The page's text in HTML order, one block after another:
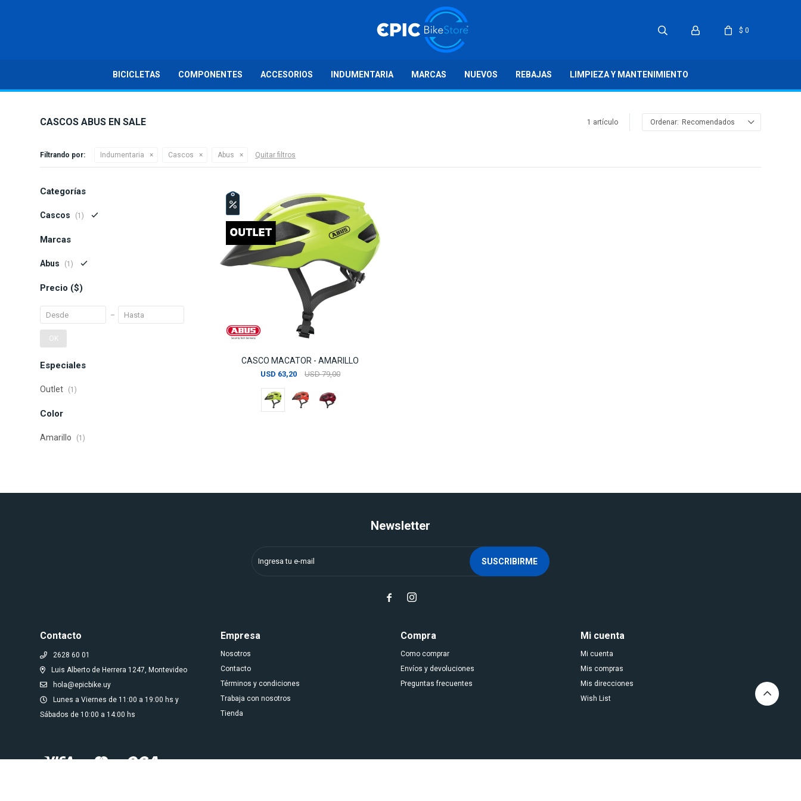
BICICLETAS COMPONENTES ACCESORIOS INDUMENTARIA MARCAS NUEVOS REBAJAS LIMPIEZA Y MANTENIMIENTO
$ 0
CASCOS ABUS EN SALE 1 artículo Recomendados
Filtrando por: Indumentaria Cascos Abus Quitar filtros
CASCO MACATOR - AMARILLO
USD 63,20 USD 79,00
Categorías
Cascos (1)
Marcas
Abus (1)
Precio ($)
OK
Especiales
Outlet (1)
Color
Amarillo (1)
Contacto
2628 60 01
Luis Alberto de Herrera 1247, Montevideo
hola@epicbike.uy
Lunes a Viernes de 11:00 a 19:00 hs y
Sábados de 10:00 a 14:00 hs
Empresa
Nosotros
Contacto
Términos y condiciones
Trabaja con nosotros
Tienda
Compra
Como comprar
Envíos y devoluciones
Preguntas frecuentes
Mi cuenta
Mi cuenta
Mis compras
Mis direcciones
Wish List
Newsletter
SUSCRIBIRME
 